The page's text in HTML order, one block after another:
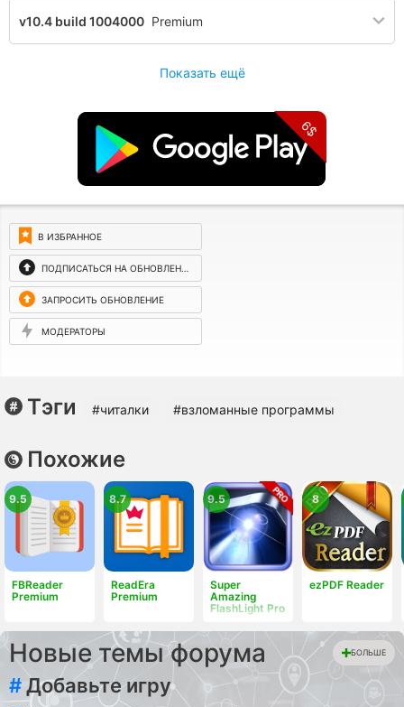
v10.4 build 1004000 Premium
Показать ещё
6$
В ИЗБРАННОЕ
ПОДПИСАТЬСЯ НА ОБНОВЛЕНИЯ
ЗАПРОСИТЬ ОБНОВЛЕНИЕ
МОДЕРАТОРЫ
Тэги #читалки #взломанные программы
Похожие
FBReader
Premium
9.5
ReadEra
Premium
8.7
Super
Amazing
FlashLight Pro
9.5
ezPDF Reader
8
Новые темы форума БОЛЬШЕ
#Добавьте игру